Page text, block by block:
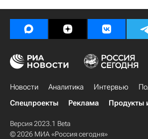
Новости Аналитика Интервью
Спецпроекты
Реклама Продукты
Версия 2023.1 Beta
© 2026 МИА «Россия сегодня»